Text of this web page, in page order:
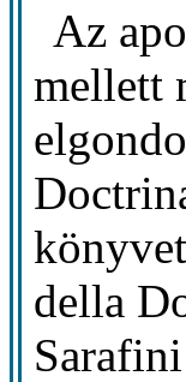
Az
mellett
della